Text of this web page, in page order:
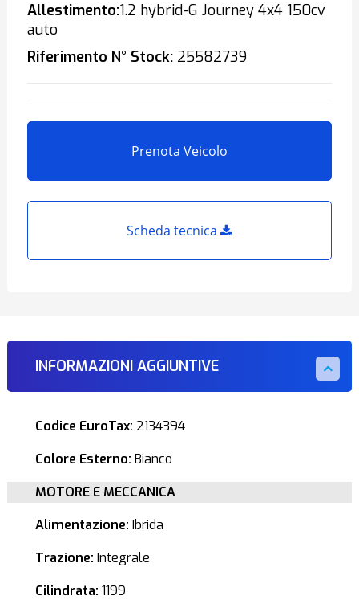
Allestimento:1.2 hybrid-G Journey 4x4 150cv
auto
Riferimento N° Stock:25582739
Prenota Veicolo
Scheda tecnica
INFORMAZIONI AGGIUNTIVE
Codice EuroTax: 2134394
Colore Esterno: Bianco
MOTORE E MECCANICA
Alimentazione: Ibrida
Trazione: Integrale
Cilindrata: 1199